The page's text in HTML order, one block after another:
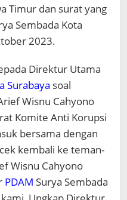
Timur dan surat yang
Sembada Kota
2023.
Direktur Utama
Surabaya soal
Wisnu Cahyono
Komite Anti Korupsi
bersama dengan
kembali ke teman-
Wisnu Cahyono
PDAM Surya Sembada